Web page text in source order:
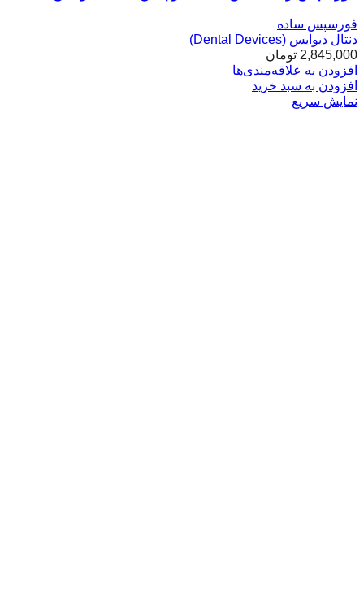
فورسپس ساده
دنتال دیوایس (Dental Devices)
2,845,000 تومان
افزودن به علاقه‌مندی‌ها
افزودن به سبد خرید
نمایش سریع